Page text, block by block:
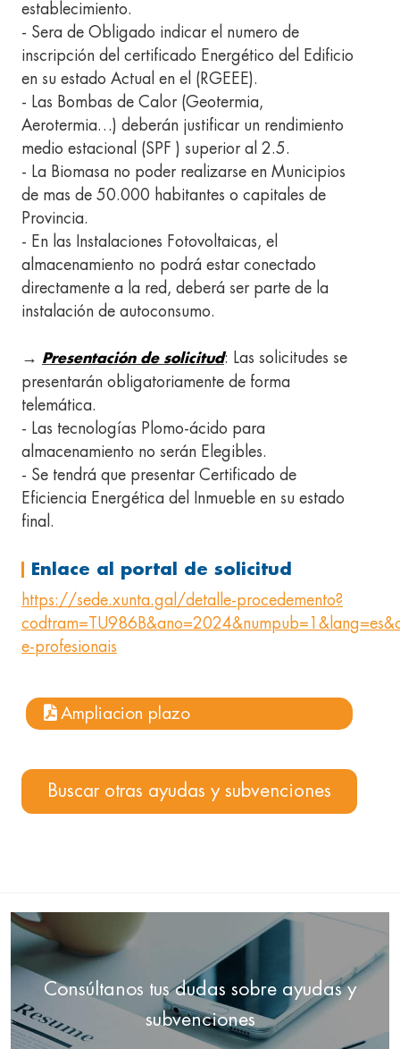
establecimiento.
- Sera de Obligado indicar el numero de
inscripción del certificado Energético del Edificio
en su estado Actual en el (RGEEE).
- Las Bombas de Calor (Geotermia,
Aerotermia…) deberán justificar un rendimiento
medio estacional (SPF ) superior al 2.5.
- La Biomasa no poder realizarse en Municipios
de mas de 50.000 habitantes o capitales de
Provincia.
- En las Instalaciones Fotovoltaicas, el
almacenamiento no podrá estar conectado
directamente a la red, deberá ser parte de la
instalación de autoconsumo.
→ Presentación de solicitud: Las solicitudes se
presentarán obligatoriamente de forma
telemática.
- Las tecnologías Plomo-ácido para
almacenamiento no serán Elegibles.
- Se tendrá que presentar Certificado de
Eficiencia Energética del Inmueble en su estado
final.
Enlace al portal de solicitud
https://sede.xunta.gal/detalle-procedemento?
e-profesionais
Ampliacion plazo
Buscar otras ayudas y subvenciones
Consúltanos tus dudas sobre ayudas y
subvenciones